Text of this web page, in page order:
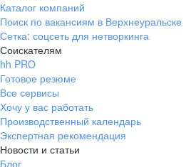
Каталог компаний
Поиск по вакансиям в Верхнеуральске
Сетка: соцсеть для нетворкинга
Соискателям
hh PRO
Готовое резюме
Все сервисы
Хочу у вас работать
Производственный календарь
Экспертная рекомендация
Новости и статьи
Блог